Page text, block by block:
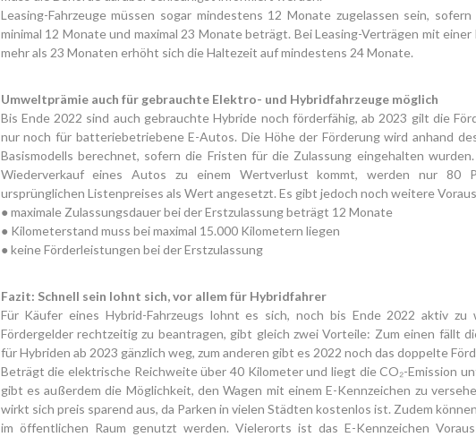
Leasing-Fahrzeuge müssen sogar mindestens 12 Monate zugelassen sein,
minimal 12 Monate und maximal 23 Monate beträgt. Bei Leasing-Verträgen mit einer
mehr als 23 Monaten erhöht sich die Haltezeit auf mindestens 24 Monate.
Umweltprämie auch für gebrauchte Elektro- und Hybridfahrzeuge möglich
Bis Ende 2022 sind auch gebrauchte Hybride noch förderfähig, ab 2023 gilt die
nur noch für batteriebetriebene E-Autos. Die Höhe der Förderung wird anhand
Basismodells berechnet, sofern die Fristen für die Zulassung eingehalten
Wiederverkauf eines Autos zu einem Wertverlust kommt, werden nur 80
ursprünglichen Listenpreises als Wert angesetzt. Es gibt jedoch noch weitere
● maximale Zulassungsdauer bei der Erstzulassung beträgt 12 Monate
● Kilometerstand muss bei maximal 15.000 Kilometern liegen
● keine Förderleistungen bei der Erstzulassung
Fazit: Schnell sein lohnt sich, vor allem für Hybridfahrer
Für Käufer eines Hybrid-Fahrzeugs lohnt es sich, noch bis Ende 2022 aktiv zu
Fördergelder rechtzeitig zu beantragen, gibt gleich zwei Vorteile: Zum einen fällt
für Hybriden ab 2023 gänzlich weg, zum anderen gibt es 2022 noch das doppelte
Beträgt die elektrische Reichweite über 40 Kilometer und liegt die CO₂-Emission
gibt es außerdem die Möglichkeit, den Wagen mit einem E-Kennzeichen zu
wirkt sich preis sparend aus, da Parken in vielen Städten kostenlos ist. Zudem
im öffentlichen Raum genutzt werden. Vielerorts ist das E-Kennzeichen